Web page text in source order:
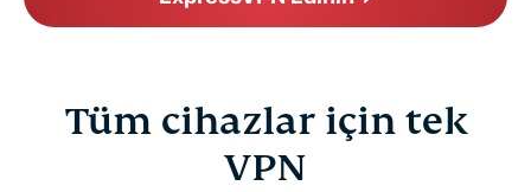
Tüm cihazlar için tek
VPN